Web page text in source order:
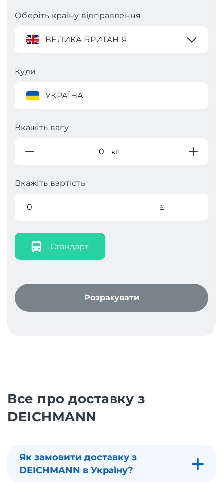
Оберіть країну відправлення
ВЕЛИКА БРИТАНІЯ
Куди
УКРАЇНА
Вкажіть вагу
кг
Вкажіть вартість
£
Стандарт
Розрахувати
Все про доставку з
DEICHMANN
Як замовити доставку з
DEICHMANN в Україну?